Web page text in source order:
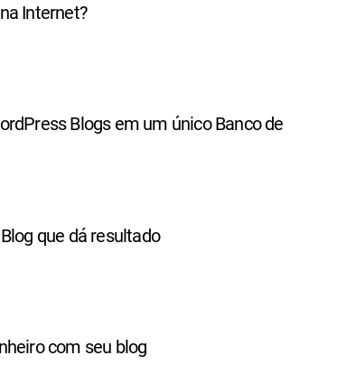
Internet?
Blogs em um único Banco de
que dá resultado
com seu blog